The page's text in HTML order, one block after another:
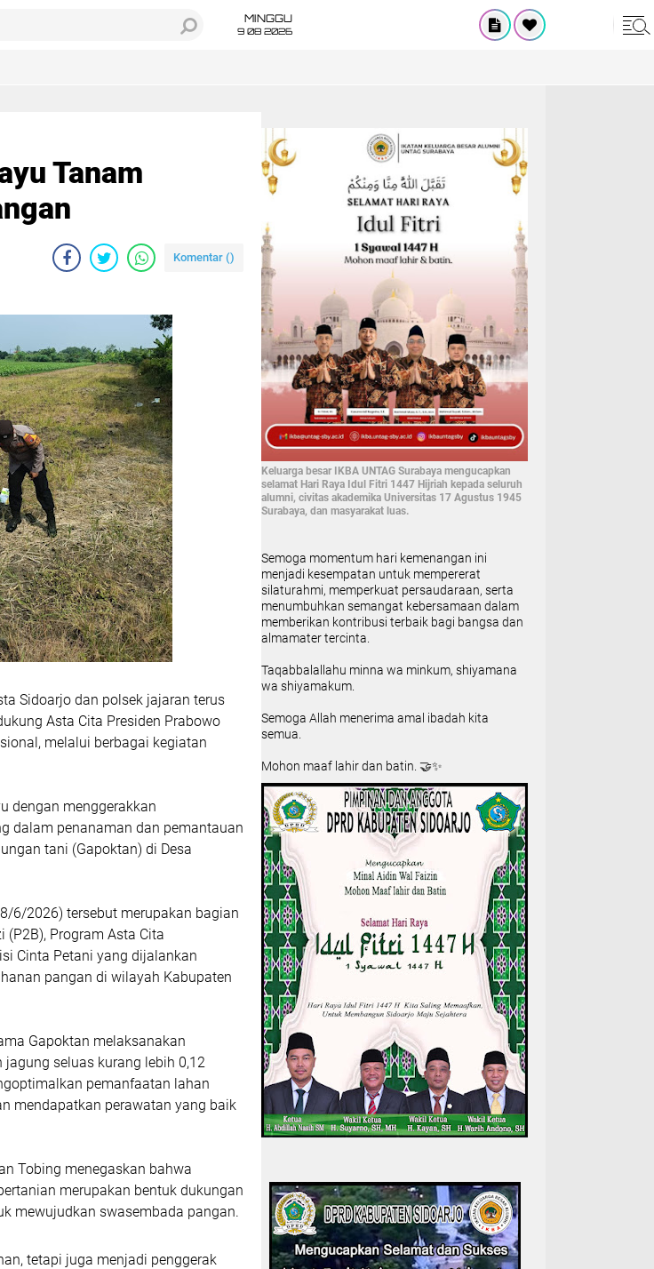
MINGGU
9 08 2026
Tanam
Komentar ()
Sidoarjo dan polsek jajaran terus
Asta Cita Presiden Prabowo
melalui berbagai kegiatan
dengan menggerakkan
dalam penanaman dan pemantauan
tani (Gapoktan) di Desa
6/2026) tersebut merupakan bagian
(P2B), Program Asta Cita
Cinta Petani yang dijalankan
pangan di wilayah Kabupaten
Gapoktan melaksanakan
seluas kurang lebih 0,12
pemanfaatan lahan
mendapatkan perawatan yang baik
Tobing menegaskan bahwa
merupakan bentuk dukungan
mewujudkan swasembada pangan.
tetapi juga menjadi penggerak
Keluarga besar IKBA UNTAG Surabaya mengucapkan
selamat Hari Raya Idul Fitri 1447 Hijriah kepada seluruh
alumni, civitas akademika Universitas 17 Agustus 1945
Surabaya, dan masyarakat luas.
Semoga momentum hari kemenangan ini
menjadi kesempatan untuk mempererat
silaturahmi, memperkuat persaudaraan, serta
menumbuhkan semangat kebersamaan dalam
memberikan kontribusi terbaik bagi bangsa dan
almamater tercinta.
Taqabbalallahu minna wa minkum, shiyamana
wa shiyamakum.
Semoga Allah menerima amal ibadah kita
semua.
Mohon maaf lahir dan batin. 🤝✨